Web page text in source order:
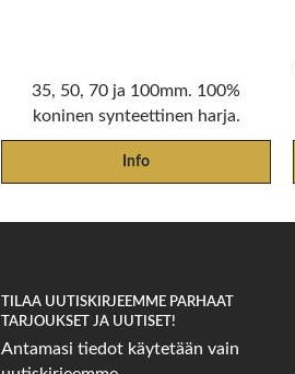
35, 50, 70 ja 100mm. 100%
koninen synteettinen harja.
Info
TILAA UUTISKIRJEEMME PARHAAT
TARJOUKSET JA UUTISET!
Antamasi tiedot käytetään vain